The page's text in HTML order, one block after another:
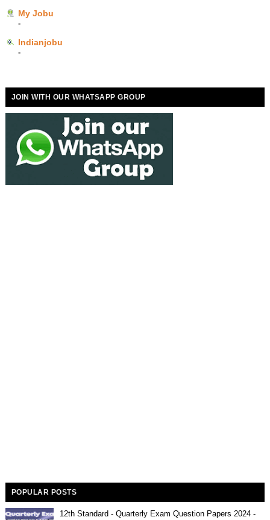
My Jobu
-
Indianjobu
-
JOIN WITH OUR WHATSAPP GROUP
POPULAR POSTS
12th Standard - Quarterly Exam Question Papers 2024 -